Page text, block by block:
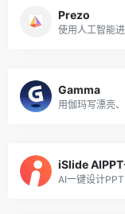
Prezo
使用人工智能
Gamma
用伽玛写漂亮
iSlide